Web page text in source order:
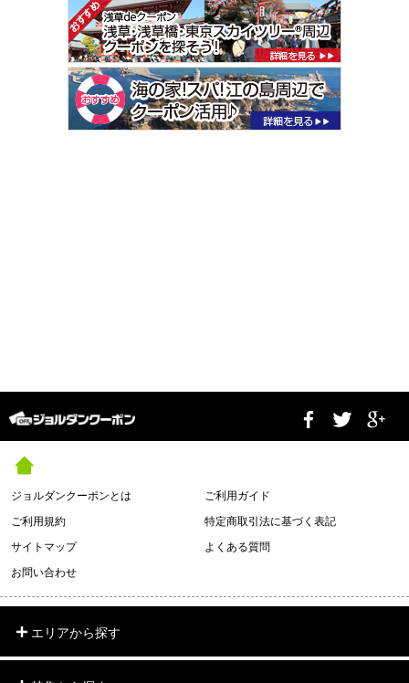
ジョルダンクーポンとは
ご利用ガイド
ご利用規約
特定商取引法に基づく表記
サイトマップ
よくある質問
お問い合わせ
エリアから探す